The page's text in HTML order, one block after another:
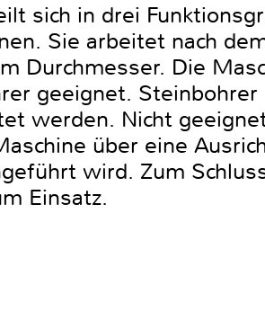
sich in drei
Sie arbeitet nach
Durchmesser. Die
geeignet.
werden. Nicht
über eine
wird. Zum
Einsatz.